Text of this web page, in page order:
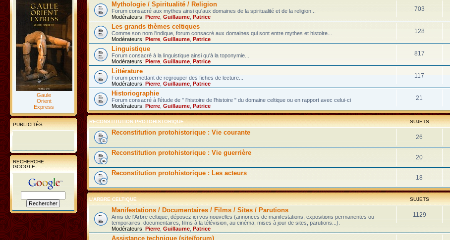
Gaule
Orient
Express
PUBLICITÉS
RECHERCHE
GOOGLE
Mythologie / Spiritualité / Religion
Forum consacré aux mythes ainsi qu'aux domaines de la spiritualité et de la religion...
Modérateurs: Pierre Guillaume Patrice
703
Les grands thèmes celtiques
Comme son nom l'indique, forum consacré aux domaines qui sont entre mythes et histoire...
Modérateurs: Pierre Guillaume Patrice
128
Linguistique
Forum consacré à la linguistique ainsi qu'à la toponymie...
Modérateurs: Pierre Guillaume Patrice
817
Littérature
Forum permettant de regrouper des fiches de lecture...
Modérateurs: Pierre Guillaume Patrice
117
Historiographie
Forum consacré à l'étude de " l'histoire de l'histoire " du domaine celtique ou en rapport avec celui-ci
Modérateurs: Pierre Guillaume Patrice
21
RECONSTITUTION PROTOHISTORIQUE SUJETS
Reconstitution protohistorique : Vie courante
26
Reconstitution protohistorique : Vie guerrière
20
Reconstitution protohistorique : Les acteurs
18
L'ARBRE CELTIQUE SUJETS
Manifestations / Documentaires / Films / Sites / Parutions
Amis de l'Arbre celtique, déposez ici vos nouvelles (annonces de manifestations, expositions permanentes ou
temporaires, documentaires, films à la télévision, au cinéma, mises à jour de sites, parutions...).
Modérateurs: Pierre Guillaume Patrice
1129
Assistance technique (site/forum)